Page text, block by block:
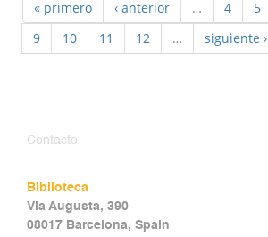
« primero ‹ anterior … 4 5
9
10 11 12 … siguiente ›
Contacto
Biblioteca
Via Augusta, 390
08017 Barcelona, Spain